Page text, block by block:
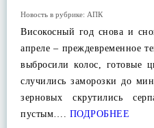
Новость в рубрике: АПК
Високосный год снова и
апреле – преждевременное
выбросили колос, готовые
случились заморозки до
зерновых скрутились
пустым…. ПОДРОБНЕЕ